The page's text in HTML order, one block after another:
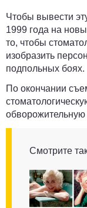
Чтобы вывести
1999 года на
то, чтобы
изобразить
подпольных боях.
По окончании
обворожительную
Смотрите